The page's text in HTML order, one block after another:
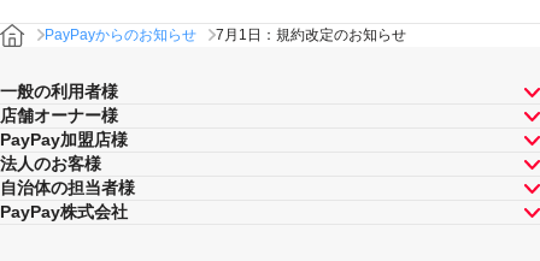
PayPayからのお知らせ 7月1日：規約改定のお知らせ
一般の利用者様
店舗オーナー様
PayPay加盟店様
法人のお客様
自治体の担当者様
PayPay株式会社